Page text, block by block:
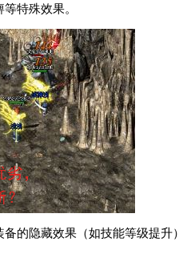
特殊效果。
的隐藏效果（如技能等级提升